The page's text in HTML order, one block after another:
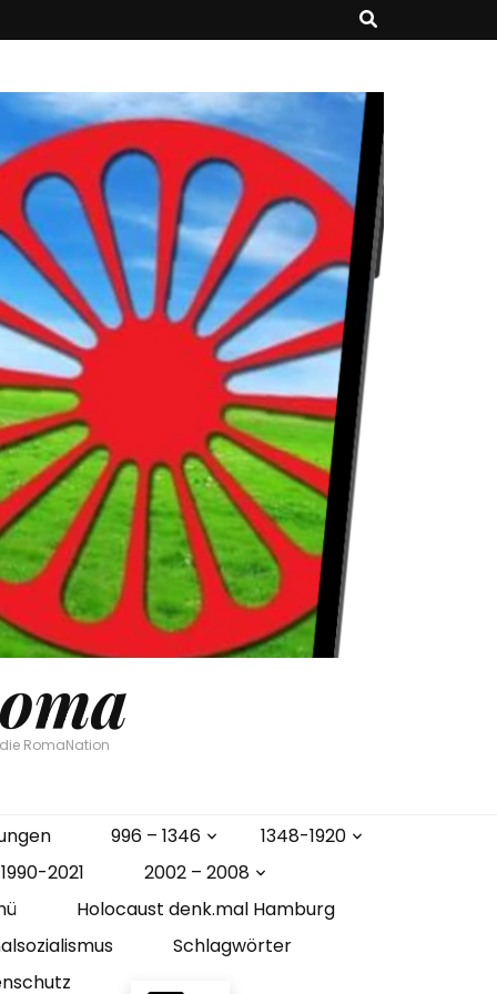
RomaNation
996 – 1346
1348-1920
1990-2021
2002 – 2008
Holocaust denk.mal Hamburg
Schlagwörter